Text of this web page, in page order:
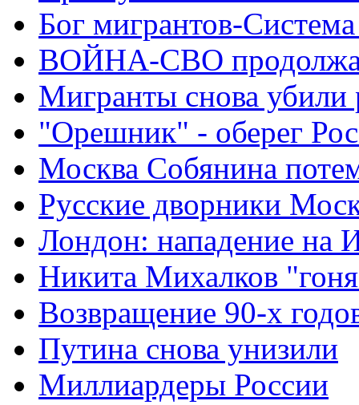
Бог мигрантов-
ВОЙНА-СВО
Мигранты снова убили
"Орешник" - оберег
Москва Собянина
Русские дворники
Лондон: нападение на
Никита Михалков
Возвращение 90-х
Путина снова унизили
Миллиардеры России